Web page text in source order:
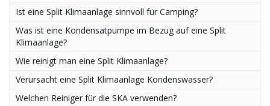
Ist eine Split Klimaanlage sinnvoll für Camping?
Was ist eine Kondensatpumpe im Bezug auf eine Split
Klimaanlage?
Wie reinigt man eine Split Klimaanlage?
Verursacht eine Split Klimaanlage Kondenswasser?
Welchen Reiniger für die SKA verwenden?